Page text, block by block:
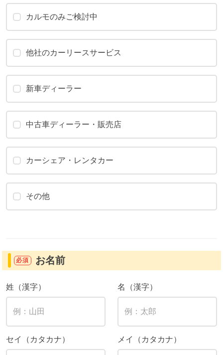
カルモのみご検討中
他社のカーリースサービス
新車ディーラー
中古車ディーラー・販売店
カーシェア・レンタカー
その他
必須 お名前
姓（漢字） 名（漢字）
セイ（カタカナ） メイ（カタカナ）